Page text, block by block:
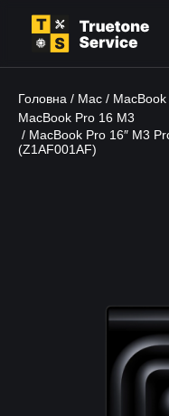
Головна / Mac /
MacBook Pro 16 M3
/ MacBook Pro 16″ M3
(Z1AF001AF)